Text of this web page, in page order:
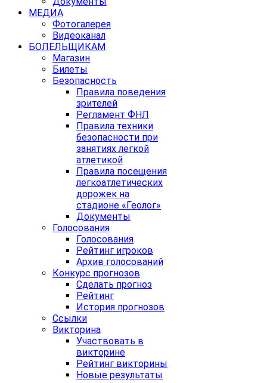
МЕДИА
Фотогалерея
Видеоканал
БОЛЕЛЬЩИКАМ
Магазин
Билеты
Безопасность
Правила поведения
зрителей
Регламент ФНЛ
Правила техники
безопасности при
занятиях легкой
атлетикой
Правила посещения
легкоатлетических
дорожек на
стадионе «Геолог»
Документы
Голосования
Голосования
Рейтинг игроков
Архив голосований
Конкурс прогнозов
Сделать прогноз
Рейтинг
История прогнозов
Ссылки
Викторина
Участвовать в
викторине
Рейтинг викторины
Новые результаты